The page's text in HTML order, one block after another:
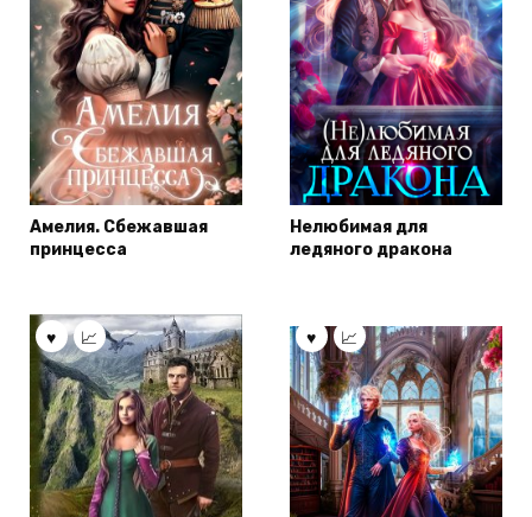
Амелия. Сбежавшая
принцесса
Нелюбимая для
ледяного дракона